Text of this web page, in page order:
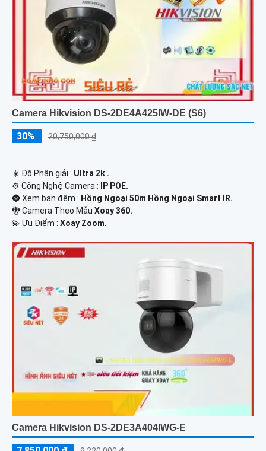
Camera Hikvision DS-2DE4A425IW-DE (S6)
30% 20,750,000 ₫
☀️ Độ Phân giải : Ultra 2k .
⚙ Công Nghệ Camera :
IP POE.
🌚 Xem ban đêm : Hồng Ngoại 50m Hồng Ngoại Smart IR.
🐉️ Camera Theo Mẫu Xoay 360.
️💫 Ưu Điểm : Xoay Zoom.
Camera Hikvision DS-2DE3A404IWG-E